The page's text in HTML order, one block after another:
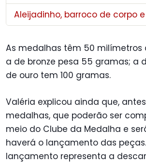
Aleijadinho, barroco de corpo
As medalhas têm 50 milímetros
a de bronze pesa 55 gramas; a
de ouro tem 100 gramas.
Valéria explicou ainda que,
medalhas, que poderão ser
meio do Clube da Medalha e
haverá o lançamento das peças.
lançamento representa a